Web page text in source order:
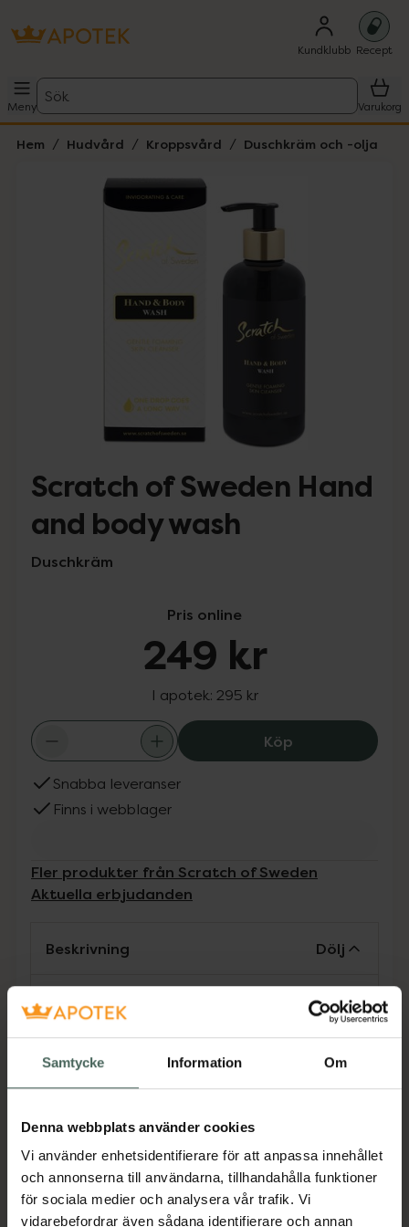
Samtycke Information Om
Denna webbplats använder cookies
Vi använder enhetsidentifierare för att anpassa innehållet
och annonserna till användarna, tillhandahålla funktioner
för sociala medier och analysera vår trafik. Vi
vidarebefordrar även sådana identifierare och annan
Kundklubb Recept
Meny
Sök
Varukorg
Hem Hudvård Kroppsvård Duschkräm och -olja
Lista: . Innehåller 1 objekt.
Hoppa över Lista
Scratch of Sweden Hand
and body wash
Duschkräm
Pris online
249 kr
I apotek: 295 kr
KöpScratch of
Snabba leveranser
Finns i webblager
Fler produkter från Scratch of Sweden
Aktuella erbjudanden
Beskrivning Dölj
Scratch Hand & Body Wash är en
hudvårdande cleanser för händer och kropp.
skonsamt men effektivt rengör utan att torka
ut och skada hudbarriären. Huden blir ren,
med Xylityl glucoside/Aquaxyl, 24 timmars
fuktboost från växtsocker, Aloe, och oljor från
Babassu, Lavendel, Citrus, Bergamott och
Neroli.